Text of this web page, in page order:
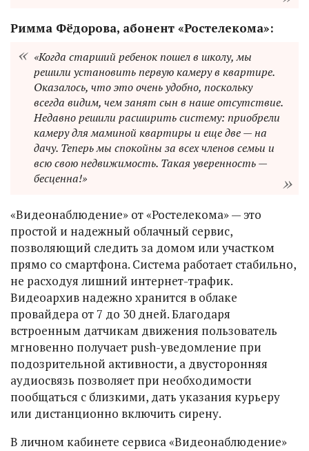
Римма Фёдорова, абонент «Ростелекома»:
«Когда старший ребенок пошел в школу, мы
решили установить первую камеру в квартире.
Оказалось, что это очень удобно, поскольку
всегда видим, чем занят сын в наше отсутствие.
Недавно решили расширить систему: приобрели
камеру для маминой квартиры и еще две — на
дачу. Теперь мы спокойны за всех членов семьи и
всю свою недвижимость. Такая уверенность —
бесценна!»
«Видеонаблюдение» от «Ростелекома» — это
простой и надежный облачный сервис,
позволяющий следить за домом или участком
прямо со смартфона. Система работает стабильно,
не расходуя лишний интернет-трафик.
Видеоархив надежно хранится в облаке
провайдера от 7 до 30 дней. Благодаря
встроенным датчикам движения пользователь
мгновенно получает push-уведомление при
подозрительной активности, а двусторонняя
аудиосвязь позволяет при необходимости
пообщаться с близкими, дать указания курьеру
или дистанционно включить сирену.
В личном кабинете сервиса «Видеонаблюдение»